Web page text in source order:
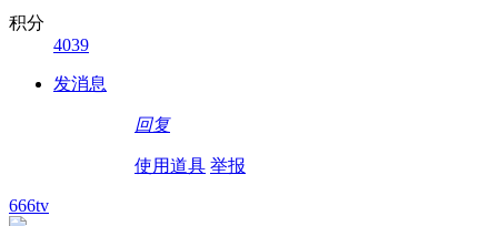
积分
4039
发消息
回复
使用道具 举报
666tv